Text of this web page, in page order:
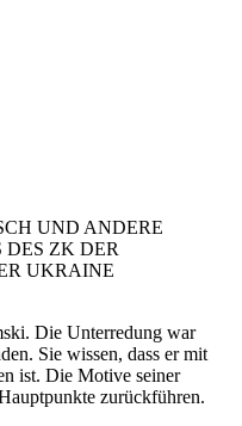
UND ANDERE
ZK DER
UKRAINE
Die Unterredung war
Sie wissen, dass er mit
ist. Die Motive seiner
zurückführen.